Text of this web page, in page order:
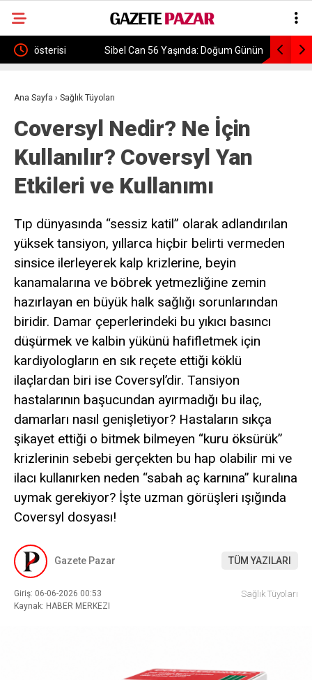
Sibel Can 56 Yaşında: Doğum Gününde Gençlik
Ana Sayfa › Sağlık Tüyoları
Coversyl Nedir? Ne İçin
Kullanılır? Coversyl Yan
Etkileri ve Kullanımı
Tıp dünyasında “sessiz katil” olarak adlandırılan
yüksek tansiyon, yıllarca hiçbir belirti vermeden
sinsice ilerleyerek kalp krizlerine, beyin
kanamalarına ve böbrek yetmezliğine zemin
hazırlayan en büyük halk sağlığı sorunlarından
biridir. Damar çeperlerindeki bu yıkıcı basıncı
düşürmek ve kalbin yükünü hafifletmek için
kardiyologların en sık reçete ettiği köklü
ilaçlardan biri ise Coversyl’dir. Tansiyon
hastalarının başucundan ayırmadığı bu ilaç,
damarları nasıl genişletiyor? Hastaların sıkça
şikayet ettiği o bitmek bilmeyen “kuru öksürük”
krizlerinin sebebi gerçekten bu hap olabilir mi ve
ilacı kullanırken neden “sabah aç karnına” kuralına
uymak gerekiyor? İşte uzman görüşleri ışığında
Coversyl dosyası!
Gazete Pazar TÜM YAZILARI
Giriş: 06-06-2026 00:53
Kaynak: HABER MERKEZI
Sağlık Tüyoları